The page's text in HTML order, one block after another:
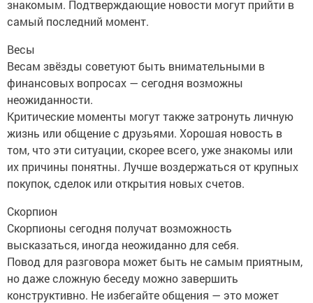
знакомым. Подтверждающие новости могут прийти в
самый последний момент.
Весы
Весам звёзды советуют быть внимательными в
финансовых вопросах — сегодня возможны
неожиданности.
Критические моменты могут также затронуть личную
жизнь или общение с друзьями. Хорошая новость в
том, что эти ситуации, скорее всего, уже знакомы или
их причины понятны. Лучше воздержаться от крупных
покупок, сделок или открытия новых счетов.
Скорпион
Скорпионы сегодня получат возможность
высказаться, иногда неожиданно для себя.
Повод для разговора может быть не самым приятным,
но даже сложную беседу можно завершить
конструктивно. Не избегайте общения — это может